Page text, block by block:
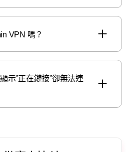
VPN 嗎？
示”正在鏈接”卻無法連